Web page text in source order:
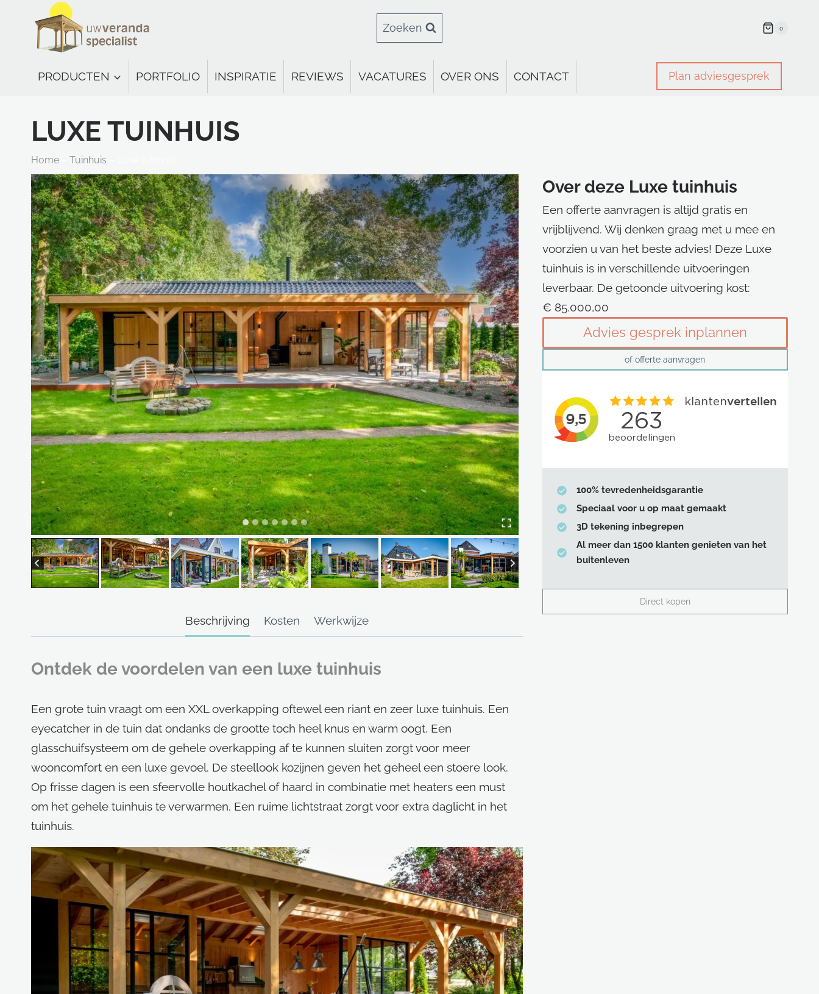
Doorgaan
Zoeken 0
PRODUCTEN PORTFOLIO INSPIRATIE REVIEWS VACATURES OVER ONS CONTACT Plan adviesgesprek
LUXE TUINHUIS
Home Tuinhuis
Beschrijving Kosten Werkwijze
Ontdek de voordelen van een luxe tuinhuis
Een grote tuin vraagt om een XXL overkapping oftewel een riant en zeer luxe tuinhuis. Een
eyecatcher in de tuin dat ondanks de grootte toch heel knus en warm oogt. Een
glasschuifsysteem om de gehele overkapping af te kunnen sluiten zorgt voor meer
wooncomfort en een luxe gevoel. De steellook kozijnen geven het geheel een stoere look.
Op frisse dagen is een sfeervolle houtkachel of haard in combinatie met heaters een must
om het gehele tuinhuis te verwarmen. Een ruime lichtstraat zorgt voor extra daglicht in het
tuinhuis.
Over deze Luxe tuinhuis
Een offerte aanvragen is altijd gratis en
vrijblijvend. Wij denken graag met u mee en
voorzien u van het beste advies! Deze Luxe
tuinhuis is in verschillende uitvoeringen
leverbaar. De getoonde uitvoering kost:
€ 85.000,00
Advies gesprek inplannen
of offerte aanvragen
100% tevredenheidsgarantie
Speciaal voor u op maat gemaakt
3D tekening inbegrepen
Al meer dan 1500 klanten genieten van het
buitenleven
Direct kopen